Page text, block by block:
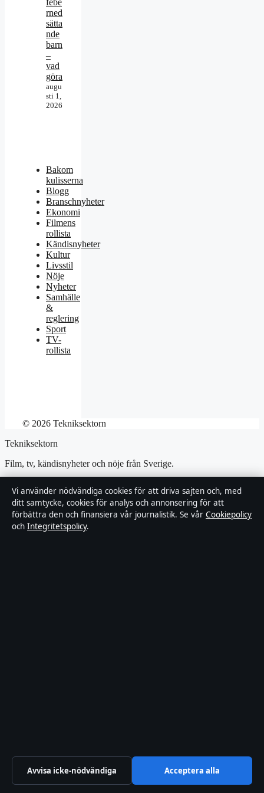
febe
rned
sätta
nde
barn
–
vad
göra
augu
sti 1,
2026
Bakom
kulisserna
Blogg
Branschnyheter
Ekonomi
Filmens
rollista
Kändisnyheter
Kultur
Livsstil
Nöje
Nyheter
Samhälle
&
reglering
Sport
TV-
rollista
© 2026 Tekniksektorn
Tekniksektorn
Film, tv, kändisnyheter och nöje från Sverige.
Företaget
Djurgården Publishing Limited
Level 3, Tower Business Centre, Tower Street, Swatar
St Julian's BKR 4000, MT
Om oss
Vi använder nödvändiga cookies för att driva sajten och, med
ditt samtycke, cookies för analys och annonsering för att
förbättra den och finansiera vår journalistik. Se vår Cookiepolicy
och Integritetspolicy.
Avvisa icke-nödvändiga Acceptera alla